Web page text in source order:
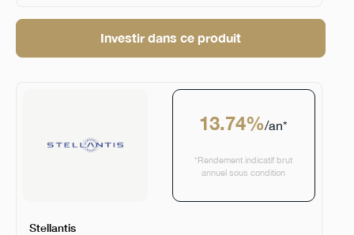
Investir dans ce produit
13.74%/an*
*Rendement indicatif brut
annuel sous condition
Stellantis